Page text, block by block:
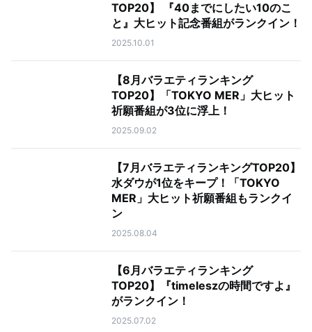
TOP20】 『40までにしたい10のこ
と』大ヒット記念番組がランクイン！
2025.10.01
【8月バラエティランキング
TOP20】「TOKYO MER」大ヒット
祈願番組が3位に浮上！
2025.09.02
【7月バラエティランキングTOP20】
水ダウが1位をキープ！「TOKYO
MER」大ヒット祈願番組もランクイ
ン
2025.08.04
【6月バラエティランキング
TOP20】『timeleszの時間ですよ』
がランクイン！
2025.07.02